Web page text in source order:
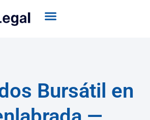
Bursátil en